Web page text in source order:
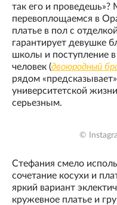
так его и
перевоплощаемся в
платье в пол с
гарантирует девушке
школы и поступление
человек (двоюродный
рядом
университетской
серьезным.
©
Стефания смело
сочетание косухи и
яркий вариант
кружевное платье и